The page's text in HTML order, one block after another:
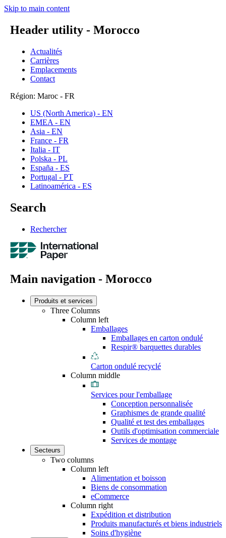
Skip to main content
Header utility - Morocco
Actualités
Carrières
Emplacements
Contact
Région: Maroc - FR
US (North America) - EN
EMEA - EN
Asia - EN
France - FR
Italia - IT
Polska - PL
España - ES
Portugal - PT
Latinoamérica - ES
Search
Rechercher
Main navigation - Morocco
Produits et services
Three Columns
Column left
Emballages
Emballages en carton ondulé
Respir® barquettes durables
Carton ondulé recyclé
Column middle
Services pour l'emballage
Conception personnalisée
Graphismes de grande qualité
Qualité et test des emballages
Outils d'optimisation commerciale
Services de montage
Secteurs
Two columns
Column left
Alimentation et boisson
Biens de consommation
eCommerce
Column right
Expédition et distribution
Produits manufacturés et biens industriels
Soins d'hygiène